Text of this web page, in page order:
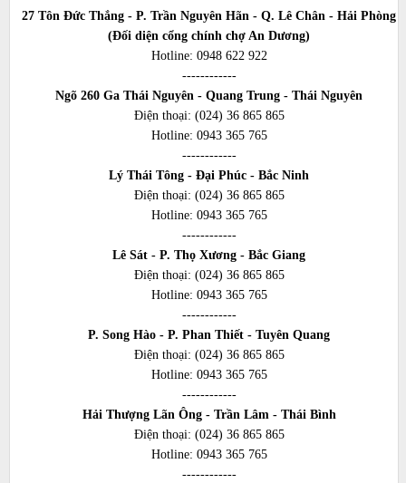
27 Tôn Đức Thắng - P. Trần Nguyên Hãn - Q. Lê Chân - Hải Phòng
(Đối diện cổng chính chợ An Dương)
Hotline: 0948 622 922
------------
Ngõ 260 Ga Thái Nguyên - Quang Trung - Thái Nguyên
Điện thoại: (024) 36 865 865
Hotline: 0943 365 765
------------
Lý Thái Tông - Đại Phúc - Bắc Ninh
Điện thoại: (024) 36 865 865
Hotline: 0943 365 765
------------
Lê Sát - P. Thọ Xương - Bắc Giang
Điện thoại: (024) 36 865 865
Hotline: 0943 365 765
------------
P. Song Hào - P. Phan Thiết - Tuyên Quang
Điện thoại: (024) 36 865 865
Hotline: 0943 365 765
------------
Hải Thượng Lãn Ông - Trần Lâm - Thái Bình
Điện thoại: (024) 36 865 865
Hotline: 0943 365 765
------------